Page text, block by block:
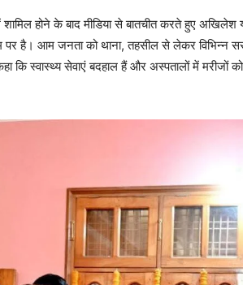
होने के बाद मीडिया से बातचीत करते हुए अखिलेश
पर है। आम जनता को थाना, तहसील से लेकर विभिन्न
कि स्वास्थ्य सेवाएं बदहाल हैं और अस्पतालों में मरीजों